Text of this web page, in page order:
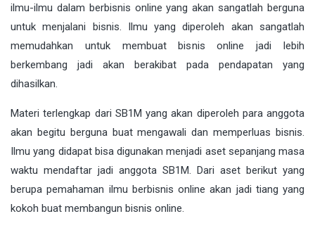
ilmu-ilmu dalam berbisnis online yang akan sangatlah berguna
untuk menjalani bisnis. Ilmu yang diperoleh akan sangatlah
memudahkan untuk membuat bisnis online jadi lebih
berkembang jadi akan berakibat pada pendapatan yang
dihasilkan.
Materi terlengkap dari SB1M yang akan diperoleh para anggota
akan begitu berguna buat mengawali dan memperluas bisnis.
Ilmu yang didapat bisa digunakan menjadi aset sepanjang masa
waktu mendaftar jadi anggota SB1M. Dari aset berikut yang
berupa pemahaman ilmu berbisnis online akan jadi tiang yang
kokoh buat membangun bisnis online.